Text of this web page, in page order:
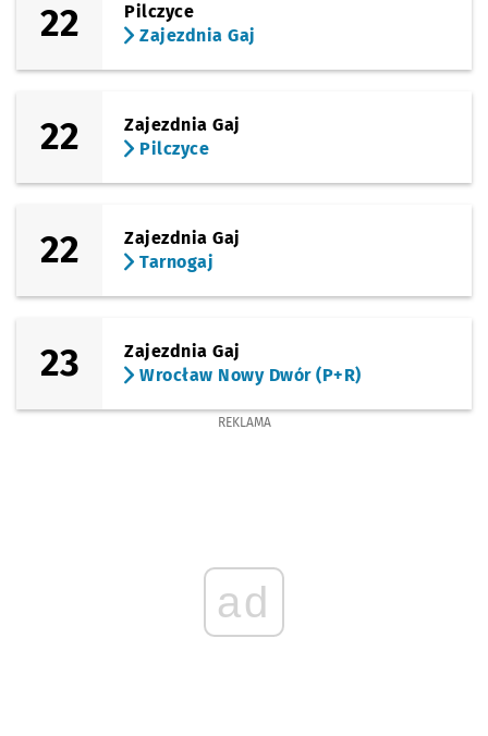
22
Pilczyce
Zajezdnia Gaj
22
Zajezdnia Gaj
Pilczyce
22
Zajezdnia Gaj
Tarnogaj
23
Zajezdnia Gaj
Wrocław Nowy Dwór (P+R)
REKLAMA
ad